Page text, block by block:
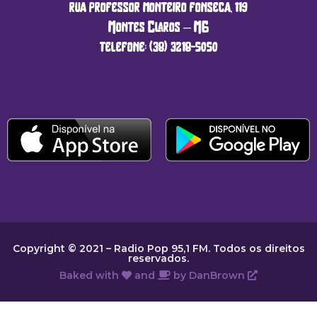
rua professor monteiro fonseca, 119
Montes Claros – MG
telefone: (38) 3218-5050
Copyright © 2021 – Radio Pop 95,1 FM. Todos os direitos
reservados.
Baked with
and by DanBrown